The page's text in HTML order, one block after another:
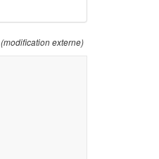
(modification externe)